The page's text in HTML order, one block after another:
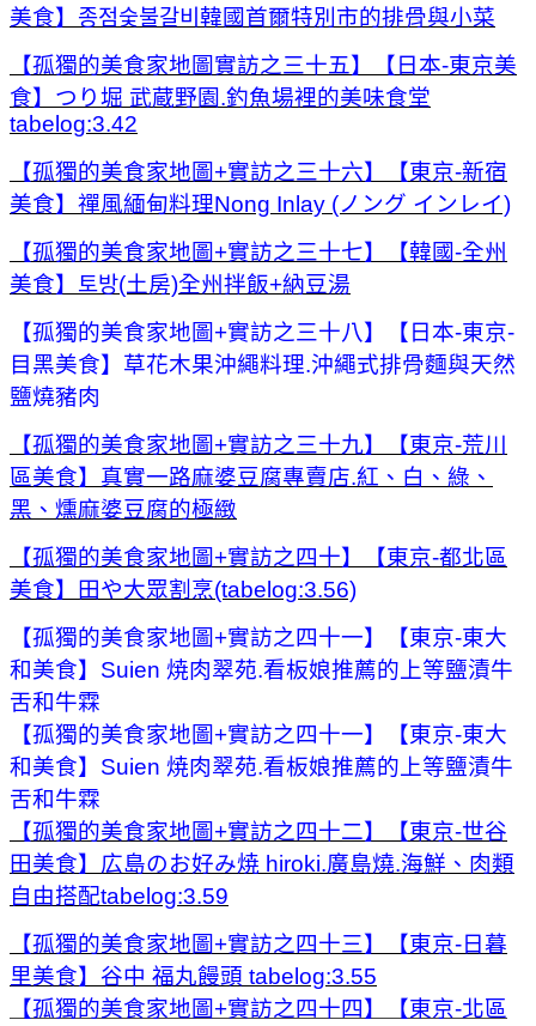
美食】종점숯불갈비韓國首爾特別市的排骨與小菜
【孤獨的美食家地圖實訪之三十五】【日本-東京美
食】つり堀 武蔵野園.釣魚場裡的美味食堂
tabelog:3.42
【孤獨的美食家地圖+實訪之三十六】【東京-新宿
美食】禪風緬甸料理Nong Inlay (ノング インレイ)
【孤獨的美食家地圖+實訪之三十七】【韓國-全州
美食】토방(土房)全州拌飯+納豆湯
【孤獨的美食家地圖+實訪之三十八】【日本-東京-
目黑美食】草花木果沖繩料理.沖繩式排骨麵與天然
鹽燒豬肉
【孤獨的美食家地圖+實訪之三十九】【東京-荒川
區美食】真實一路麻婆豆腐專賣店.紅、白、綠、
黑、燻麻婆豆腐的極緻
【孤獨的美食家地圖+實訪之四十】【東京-都北區
美食】田や大眾割烹(tabelog:3.56)
【孤獨的美食家地圖+實訪之四十一】【東京-東大
和美食】Suien 焼肉翠苑.看板娘推薦的上等鹽漬牛
舌和牛霖
【孤獨的美食家地圖+實訪之四十一】【東京-東大
和美食】Suien 焼肉翠苑.看板娘推薦的上等鹽漬牛
舌和牛霖
【孤獨的美食家地圖+實訪之四十二】【東京-世谷
田美食】広島のお好み焼 hiroki.廣島燒.海鮮、肉類
自由搭配tabelog:3.59
【孤獨的美食家地圖+實訪之四十三】【東京-日暮
里美食】谷中 福丸饅頭 tabelog:3.55
【孤獨的美食家地圖+實訪之四十四】【東京-北區